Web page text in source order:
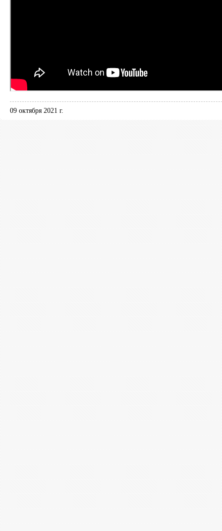
09 октября 2021 г.